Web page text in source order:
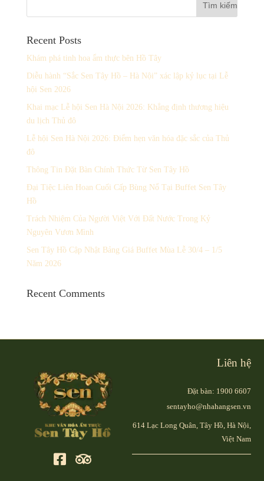
Recent Posts
Khám phá tinh hoa ẩm thực bên Hồ Tây
Diễu hành “Sắc Sen Tây Hồ – Hà Nội” xác lập kỷ lục tại Lễ
hội Sen 2026
Khai mạc Lễ hội Sen Hà Nội 2026: Khẳng định thương hiệu
du lịch Thủ đô
Lễ hội Sen Hà Nội 2026: Điểm hẹn văn hóa đặc sắc của Thủ
đô
Thông Tin Đặt Bàn Chính Thức Từ Sen Tây Hồ
Đại Tiệc Liên Hoan Cuối Cấp Bùng Nổ Tại Buffet Sen Tây
Hồ
Trách Nhiệm Của Người Việt Với Đất Nước Trong Kỷ
Nguyên Vươn Mình
Sen Tây Hồ Cập Nhật Bảng Giá Buffet Mùa Lễ 30/4 – 1/5
Năm 2026
Recent Comments
Liên hệ
Đặt bàn: 1900 6607
sentayho@nhahangsen.vn
614 Lạc Long Quân, Tây Hồ, Hà Nội,
Việt Nam